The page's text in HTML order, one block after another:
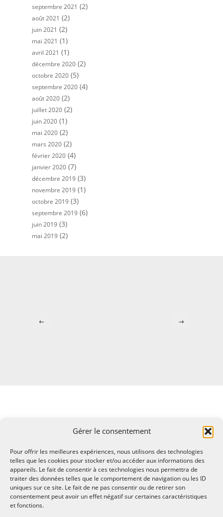
Gérer le consentement
Pour offrir les meilleures expériences, nous utilisons des technologies
telles que les cookies pour stocker et/ou accéder aux informations des
appareils. Le fait de consentir à ces technologies nous permettra de
traiter des données telles que le comportement de navigation ou les ID
uniques sur ce site. Le fait de ne pas consentir ou de retirer son
consentement peut avoir un effet négatif sur certaines caractéristiques
et fonctions.
septembre 2021 (2)
août 2021 (2)
juin 2021 (2)
mai 2021 (1)
avril 2021 (1)
décembre 2020 (2)
octobre 2020 (5)
septembre 2020 (4)
août 2020 (2)
juillet 2020 (2)
juin 2020 (1)
mai 2020 (2)
mars 2020 (2)
février 2020 (4)
janvier 2020 (7)
décembre 2019 (3)
novembre 2019 (1)
octobre 2019 (3)
septembre 2019 (6)
juin 2019 (3)
mai 2019 (2)
← →